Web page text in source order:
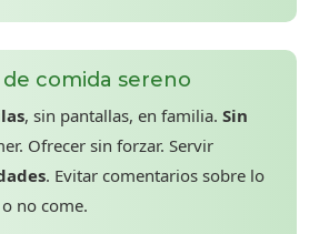
comida sereno
, sin pantallas, en familia. Sin
Ofrecer sin forzar. Servir
. Evitar comentarios sobre lo
no come.